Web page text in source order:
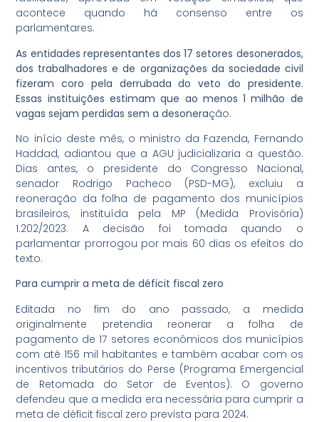
acontece quando há consenso entre os
parlamentares.
As entidades representantes dos 17 setores desonerados,
dos trabalhadores e de organizações da sociedade civil
fizeram coro pela derrubada do veto do presidente.
Essas instituições estimam que ao menos 1 milhão de
vagas sejam perdidas sem a desoneração.
No início deste mês, o ministro da Fazenda, Fernando
Haddad, adiantou que a AGU judicializaria a questão.
Dias antes, o presidente do Congresso Nacional,
senador Rodrigo Pacheco (PSD-MG), excluiu a
reoneração da folha de pagamento dos municípios
brasileiros, instituída pela MP (Medida Provisória)
1.202/2023. A decisão foi tomada quando o
parlamentar prorrogou por mais 60 dias os efeitos do
texto.
Para cumprir a meta de déficit fiscal zero
Editada no fim do ano passado, a medida
originalmente pretendia reonerar a folha de
pagamento de 17 setores econômicos dos municípios
com até 156 mil habitantes e também acabar com os
incentivos tributários do Perse (Programa Emergencial
de Retomada do Setor de Eventos). O governo
defendeu que a medida era necessária para cumprir a
meta de déficit fiscal zero prevista para 2024.